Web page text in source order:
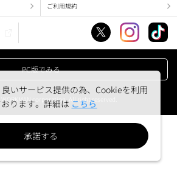
ご利用規約
PC版でみる
WORKMAN corporation. All right reserved.
いサービス提供の為、Cookieを利用
おります。詳細は こちら
承諾する